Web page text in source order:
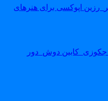
اپوکسی برای هنرهای
دوش_دور